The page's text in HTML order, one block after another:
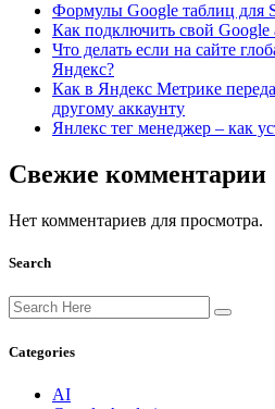
Формулы Google таблиц для
Как подключить свой Google
Что делать если на сайте
Яндекс?
Как в Яндекс Метрике
другому аккаунту
Янлекс тег менеджер – как
Свежие комментарии
Нет комментариев для просмотра.
Search
Categories
AI